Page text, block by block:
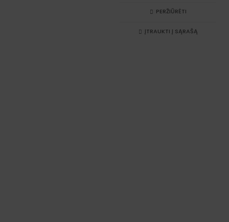
PERŽIŪRĖTI
ĮTRAUKTI Į SĄRAŠĄ